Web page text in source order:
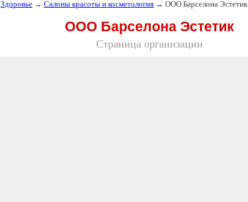
Здоровье → Салоны красоты и косметология → ООО Барселона Эстетик
ООО Барселона Эстетик
Страница организации